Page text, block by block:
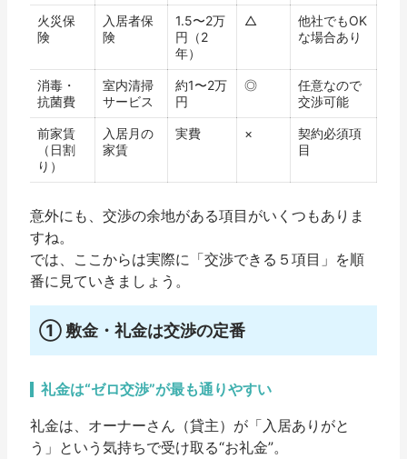
火災保
険
入居者保
険
1.5〜2万
円（2
年）
△
他社でもOK
な場合あり
消毒・
抗菌費
室内清掃
サービス
約1〜2万
円
◎
任意なので
交渉可能
前家賃
（日割
り）
入居月の
家賃
実費 ×
契約必須項
目
意外にも、交渉の余地がある項目がいくつもありま
すね。
では、ここからは実際に「交渉できる５項目」を順
番に見ていきましょう。
① 敷金・礼金は交渉の定番
礼金は“ゼロ交渉”が最も通りやすい
礼金は、オーナーさん（貸主）が「入居ありがと
う」という気持ちで受け取る“お礼金”。